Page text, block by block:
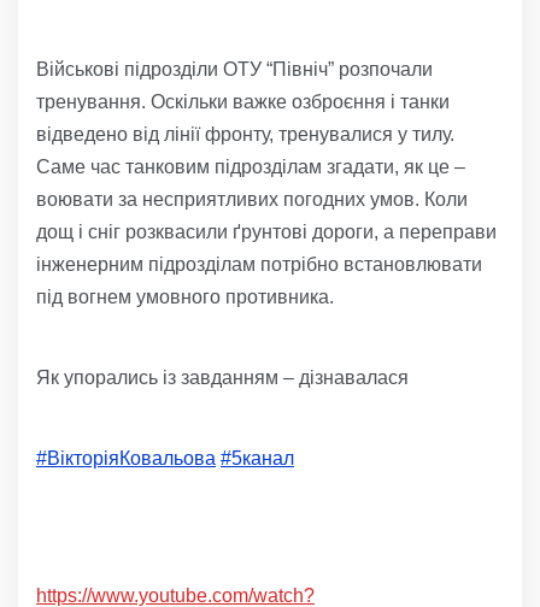
Військові підрозділи ОТУ “Північ” розпочали
тренування. Оскільки важке озброєння і танки
відведено від лінії фронту, тренувалися у тилу.
Саме час танковим підрозділам згадати, як це –
воювати за несприятливих погодних умов. Коли
дощ і сніг розквасили ґрунтові дороги, а переправи
інженерним підрозділам потрібно встановлювати
під вогнем умовного противника.
Як упорались із завданням – дізнавалася
#ВікторіяКовальова #5канал
https://www.youtube.com/watch?